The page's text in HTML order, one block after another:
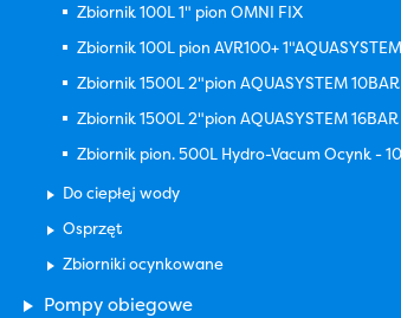
Zbiornik 100L 1" pion OMNI FIX
Zbiornik 100L pion AVR100+ 1"AQUASYSTEM
Zbiornik 1500L 2"pion AQUASYSTEM 10BAR
Zbiornik 1500L 2"pion AQUASYSTEM 16BAR
Zbiornik pion. 500L Hydro-Vacum Ocynk -
Do ciepłej wody
Osprzęt
Zbiorniki ocynkowane
Pompy obiegowe